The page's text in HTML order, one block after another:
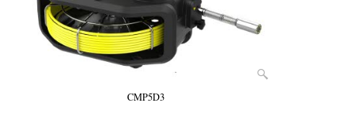
CMP5D3